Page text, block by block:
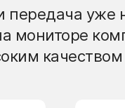
уже
мониторе
качеством